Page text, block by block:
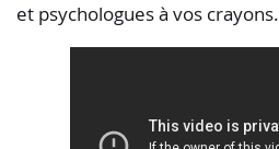
et psychologues à vos crayons.